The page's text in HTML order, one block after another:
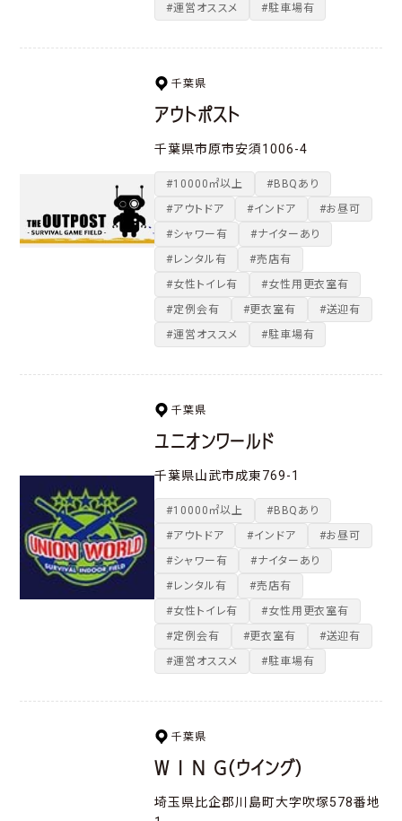
#運営オススメ
#駐車場有
千葉県
アウトポスト
千葉県市原市安須1006-4
#10000㎡以上
#BBQあり
#アウトドア
#インドア
#お昼可
#シャワー有
#ナイターあり
#レンタル有
#売店有
#女性トイレ有
#女性用更衣室有
#定例会有
#更衣室有
#送迎有
#運営オススメ
#駐車場有
千葉県
ユニオンワールド
千葉県山武市成東769-1
#10000㎡以上
#BBQあり
#アウトドア
#インドア
#お昼可
#シャワー有
#ナイターあり
#レンタル有
#売店有
#女性トイレ有
#女性用更衣室有
#定例会有
#更衣室有
#送迎有
#運営オススメ
#駐車場有
千葉県
W I N G（ウイング）
埼玉県比企郡川島町大字吹塚578番地